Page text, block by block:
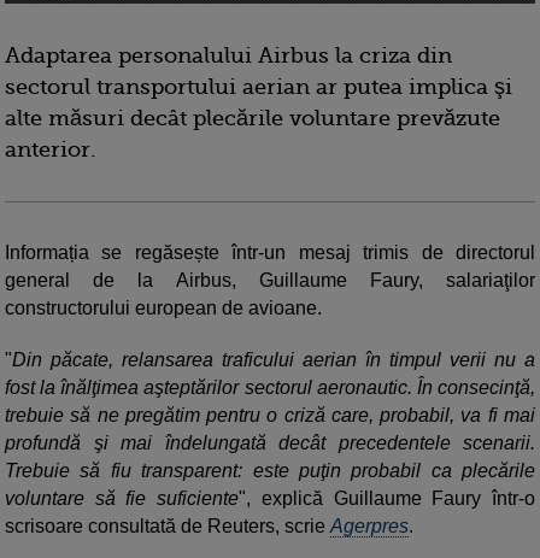
Adaptarea personalului Airbus la criza din
sectorul transportului aerian ar putea implica şi
alte măsuri decât plecările voluntare prevăzute
anterior.
Informația se regăsește într-un mesaj trimis de directorul
general de la Airbus, Guillaume Faury, salariaţilor
constructorului european de avioane.
"Din păcate, relansarea traficului aerian în timpul verii nu a
fost la înălţimea aşteptărilor sectorul aeronautic. În consecinţă,
trebuie să ne pregătim pentru o criză care, probabil, va fi mai
profundă şi mai îndelungată decât precedentele scenarii.
Trebuie să fiu transparent: este puţin probabil ca plecările
voluntare să fie suficiente", explică Guillaume Faury într-o
scrisoare consultată de Reuters, scrie Agerpres.